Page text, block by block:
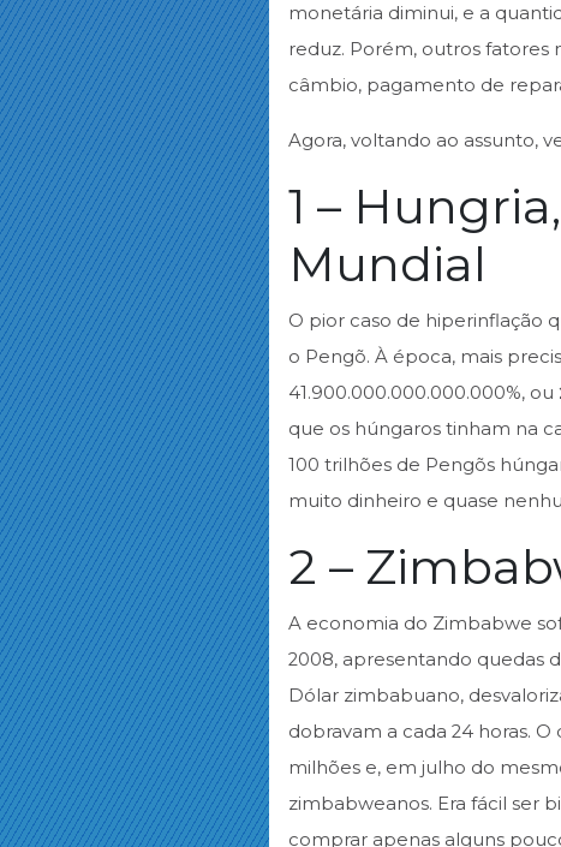
monetária diminui, e a
reduz. Porém, outros
câmbio, pagamento de
Agora, voltando ao assunto,
1 –
Mundial
O pior caso de hiperinflação
o Pengõ. À época, mais
41.900.000.000.000.000%, ou
que os húngaros tinham na
100 trilhões de Pengõs
muito dinheiro e quase
2 –
A economia do Zimbabwe
2008, apresentando quedas
Dólar zimbabuano,
dobravam a cada 24 horas.
milhões e, em julho do
zimbabweanos. Era fácil ser
comprar apenas alguns